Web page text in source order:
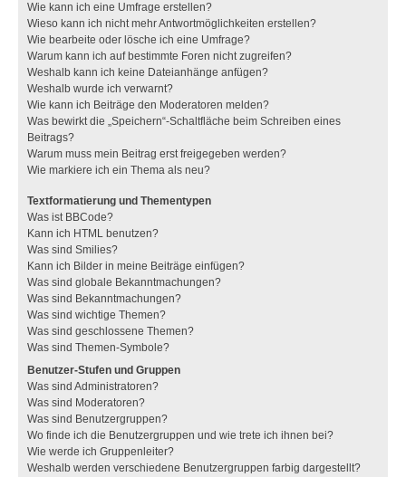
Wie kann ich eine Umfrage erstellen?
Wieso kann ich nicht mehr Antwortmöglichkeiten erstellen?
Wie bearbeite oder lösche ich eine Umfrage?
Warum kann ich auf bestimmte Foren nicht zugreifen?
Weshalb kann ich keine Dateianhänge anfügen?
Weshalb wurde ich verwarnt?
Wie kann ich Beiträge den Moderatoren melden?
Was bewirkt die „Speichern“-Schaltfläche beim Schreiben eines
Beitrags?
Warum muss mein Beitrag erst freigegeben werden?
Wie markiere ich ein Thema als neu?
Textformatierung und Thementypen
Was ist BBCode?
Kann ich HTML benutzen?
Was sind Smilies?
Kann ich Bilder in meine Beiträge einfügen?
Was sind globale Bekanntmachungen?
Was sind Bekanntmachungen?
Was sind wichtige Themen?
Was sind geschlossene Themen?
Was sind Themen-Symbole?
Benutzer-Stufen und Gruppen
Was sind Administratoren?
Was sind Moderatoren?
Was sind Benutzergruppen?
Wo finde ich die Benutzergruppen und wie trete ich ihnen bei?
Wie werde ich Gruppenleiter?
Weshalb werden verschiedene Benutzergruppen farbig dargestellt?